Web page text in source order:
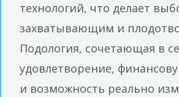
технологий, что делает
захватывающим и
Подология, сочетающая в
удовлетворение,
и возможность реально